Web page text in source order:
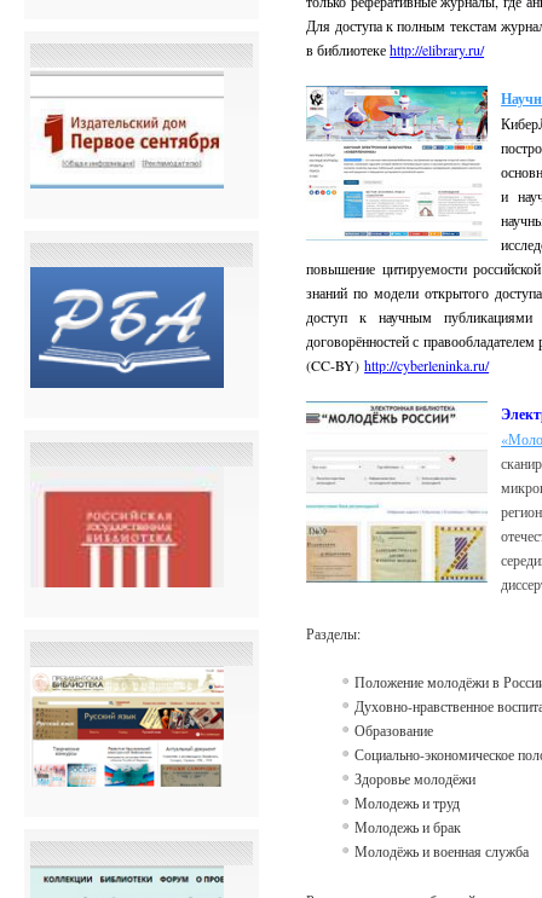
Для доступа к полным текстам
в библиотекеhttp://elibrary.ru/
и
повышение цитируемости
знаний по модели открытого
доступ к научным
договорённостей с
(CC-BY)http://cyberleninka.ru/
Разделы:
Положение молодёжи в
Духовно-нравственное
Образование
Социально-экономическое
Здоровье молодёжи
Молодежь и труд
Молодежь и брак
Молодёжь и военная служба